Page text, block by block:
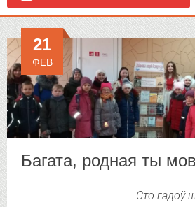
Багата, родная ты
21
ФЕВ
Сто гадоў